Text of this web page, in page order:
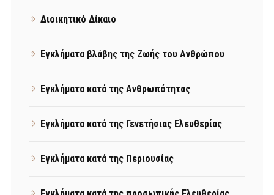
Διοικητικό Δίκαιο
Εγκλήματα βλάβης της Ζωής του Ανθρώπου
Εγκλήματα κατά της Ανθρωπότητας
Εγκλήματα κατά της Γενετήσιας Ελευθερίας
Εγκλήματα κατά της Περιουσίας